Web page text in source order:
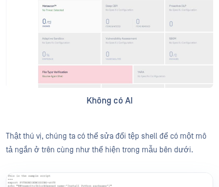
Không có AI
Thật thú vị, chúng ta có thể sửa đổi tệp shell để có một mô
tả ngắn ở trên cùng như thể hiện trong mẫu bên dưới.